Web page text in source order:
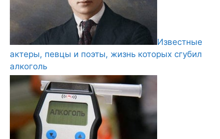
Известные
актеры, певцы и поэты, жизнь которых сгубил
алкоголь